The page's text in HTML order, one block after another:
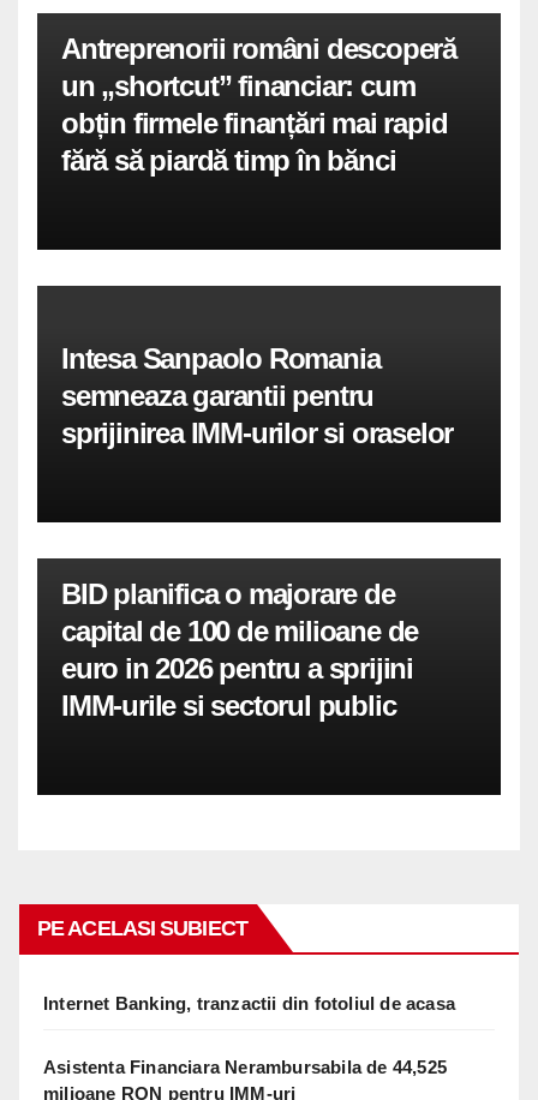
Antreprenorii români descoperă
un „shortcut” financiar: cum
obțin firmele finanțări mai rapid
fără să piardă timp în bănci
Intesa Sanpaolo Romania
semneaza garantii pentru
sprijinirea IMM-urilor si oraselor
BID planifica o majorare de
capital de 100 de milioane de
euro in 2026 pentru a sprijini
IMM-urile si sectorul public
PE ACELASI SUBIECT
Internet Banking, tranzactii din fotoliul de acasa
Asistenta Financiara Nerambursabila de 44,525
milioane RON pentru IMM-uri